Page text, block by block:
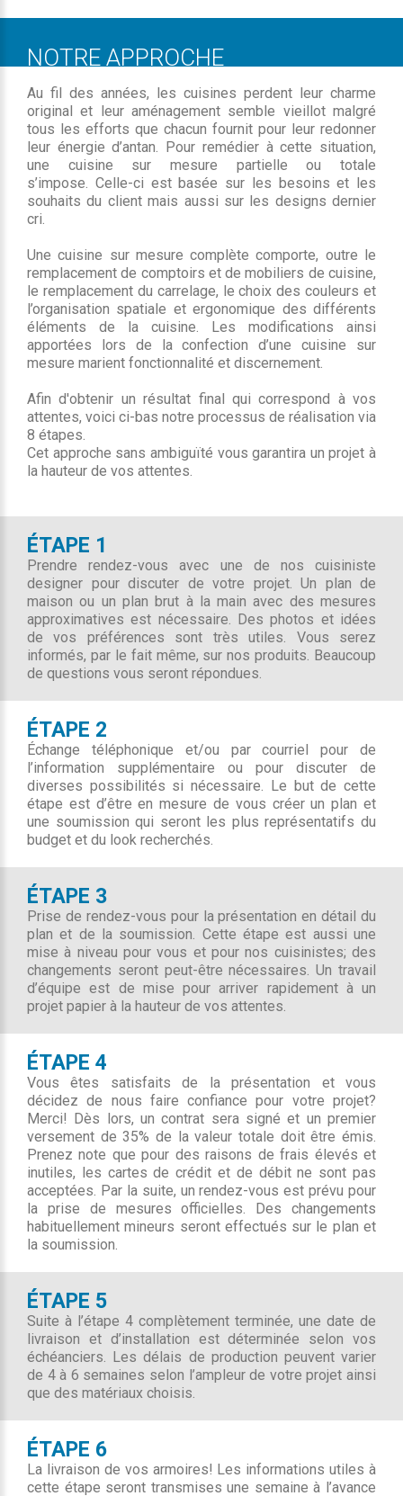
NOTRE APPROCHE
Au fil des années, les cuisines perdent leur charme
original et leur aménagement semble vieillot malgré
tous les efforts que chacun fournit pour leur redonner
leur énergie d’antan. Pour remédier à cette situation,
une cuisine sur mesure partielle ou totale
s’impose. Celle-ci est basée sur les besoins et les
souhaits du client mais aussi sur les designs dernier
cri.
Une cuisine sur mesure complète comporte, outre le
remplacement de comptoirs et de mobiliers de cuisine,
le remplacement du carrelage, le choix des couleurs et
l’organisation spatiale et ergonomique des différents
éléments de la cuisine. Les modifications ainsi
apportées lors de la confection d’une cuisine sur
mesure marient fonctionnalité et discernement.
Afin d'obtenir un résultat final qui correspond à vos
attentes, voici ci-bas notre processus de réalisation via
8 étapes.
Cet approche sans ambiguïté vous garantira un projet à
la hauteur de vos attentes.
ÉTAPE 1
Prendre rendez-vous avec une de nos cuisiniste
designer pour discuter de votre projet. Un plan de
maison ou un plan brut à la main avec des mesures
approximatives est nécessaire. Des photos et idées
de vos préférences sont très utiles. Vous serez
informés, par le fait même, sur nos produits. Beaucoup
de questions vous seront répondues.
ÉTAPE 2
Échange téléphonique et/ou par courriel pour de
l’information supplémentaire ou pour discuter de
diverses possibilités si nécessaire. Le but de cette
étape est d’être en mesure de vous créer un plan et
une soumission qui seront les plus représentatifs du
budget et du look recherchés.
ÉTAPE 3
Prise de rendez-vous pour la présentation en détail du
plan et de la soumission. Cette étape est aussi une
mise à niveau pour vous et pour nos cuisinistes; des
changements seront peut-être nécessaires. Un travail
d’équipe est de mise pour arriver rapidement à un
projet papier à la hauteur de vos attentes.
ÉTAPE 4
Vous êtes satisfaits de la présentation et vous
décidez de nous faire confiance pour votre projet?
Merci! Dès lors, un contrat sera signé et un premier
versement de 35% de la valeur totale doit être émis.
Prenez note que pour des raisons de frais élevés et
inutiles, les cartes de crédit et de débit ne sont pas
acceptées. Par la suite, un rendez-vous est prévu pour
la prise de mesures officielles. Des changements
habituellement mineurs seront effectués sur le plan et
la soumission.
ÉTAPE 5
Suite à l’étape 4 complètement terminée, une date de
livraison et d’installation est déterminée selon vos
échéanciers. Les délais de production peuvent varier
de 4 à 6 semaines selon l’ampleur de votre projet ainsi
que des matériaux choisis.
ÉTAPE 6
La livraison de vos armoires! Les informations utiles à
cette étape seront transmises une semaine à l’avance